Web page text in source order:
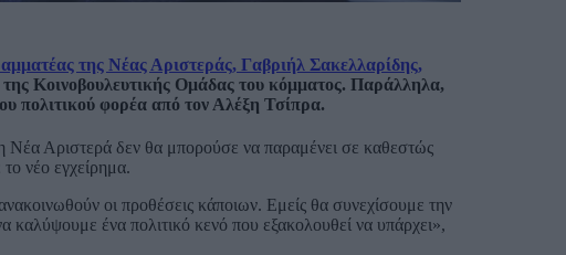
της Νέας Αριστεράς, Γαβριήλ Σακελλαρίδης,
Κοινοβουλευτικής Ομάδας του κόμματος. Παράλληλα,
πολιτικού φορέα από τον Αλέξη Τσίπρα.
Νέα Αριστερά δεν θα μπορούσε να παραμένει σε καθεστώς
νέο εγχείρημα.
οι προθέσεις κάποιων. Εμείς θα συνεχίσουμε την
καλύψουμε ένα πολιτικό κενό που εξακολουθεί να υπάρχει»,